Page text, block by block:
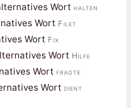
Wort halten
Wort Filet
Wort Fix
Wort Hilfe
Wort fragte
Wort dient